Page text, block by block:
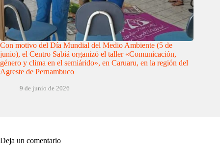
Con motivo del Día Mundial del Medio Ambiente (5 de
junio), el Centro Sabiá organizó el taller «Comunicación,
género y clima en el semiárido», en Caruaru, en la región del
Agreste de Pernambuco
9 de junio de 2026
Deja un comentario